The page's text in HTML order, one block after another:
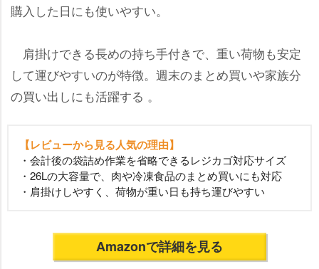
購入した日にも使いやすい。
肩掛けできる長めの持ち手付きで、重い荷物も安定
して運びやすいのが特徴。週末のまとめ買いや家族分
の買い出しにも活躍する 。
【レビューから見る人気の理由】
・会計後の袋詰め作業を省略できるレジカゴ対応サイズ
・26Lの大容量で、肉や冷凍食品のまとめ買いにも対応
・肩掛けしやすく、荷物が重い日も持ち運びやすい
Amazonで詳細を見る